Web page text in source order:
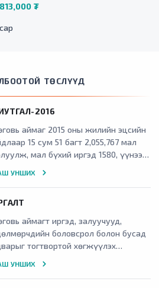
₮
ТӨСЛҮҮД
2016
аймаг 2015 оны жилийн эцсийн
15 сум 51 багт 2,055,767 мал
мал бүхий иргэд 1580, үүнээс
бууц 4798, үүнээс одоо ашиглаж
Нийт мал сүргийн 70-80 хувь нь
жил бүр өвчилж түүнээс
хорогдсоор байна. Өмнөговь
15 сумын 5417 өрхийн 4987
хаваржааг ариутгаж малын
болон хүнсний аюулгүй
нэмэгдүүлэхэд эерэгээр
УНШИХ
аймагт иргэд, залуучууд,
боловсрол болон бусад
тогтвортой хөгжүүлэх
залуучуудын мэдлэгийг
УНШИХ